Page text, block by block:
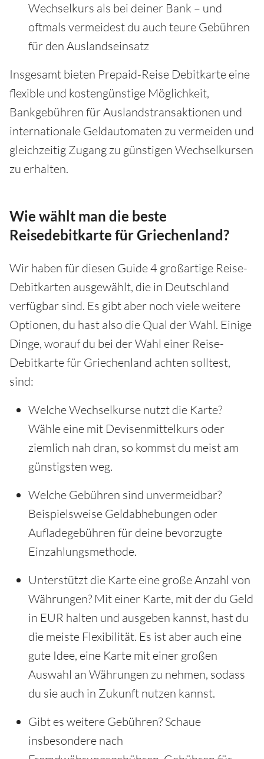
Wechselkurs als bei deiner Bank – und
oftmals vermeidest du auch teure Gebühren
für den Auslandseinsatz
Insgesamt bieten Prepaid-Reise Debitkarte eine
flexible und kostengünstige Möglichkeit,
Bankgebühren für Auslandstransaktionen und
internationale Geldautomaten zu vermeiden und
gleichzeitig Zugang zu günstigen Wechselkursen
zu erhalten.
Wie wählt man die beste
Reisedebitkarte für Griechenland?
Wir haben für diesen Guide 4 großartige Reise-
Debitkarten ausgewählt, die in Deutschland
verfügbar sind. Es gibt aber noch viele weitere
Optionen, du hast also die Qual der Wahl. Einige
Dinge, worauf du bei der Wahl einer Reise-
Debitkarte für Griechenland achten solltest,
sind:
Welche Wechselkurse nutzt die Karte?
Wähle eine mit Devisenmittelkurs oder
ziemlich nah dran, so kommst du meist am
günstigsten weg.
Welche Gebühren sind unvermeidbar?
Beispielsweise Geldabhebungen oder
Aufladegebühren für deine bevorzugte
Einzahlungsmethode.
Unterstützt die Karte eine große Anzahl von
Währungen? Mit einer Karte, mit der du Geld
in EUR halten und ausgeben kannst, hast du
die meiste Flexibilität. Es ist aber auch eine
gute Idee, eine Karte mit einer großen
Auswahl an Währungen zu nehmen, sodass
du sie auch in Zukunft nutzen kannst.
Gibt es weitere Gebühren? Schaue
insbesondere nach